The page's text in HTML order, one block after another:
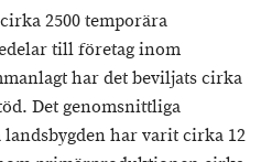
2500 temporära
till företag inom
har det beviljats cirka
Det genomsnittliga
har varit cirka 12